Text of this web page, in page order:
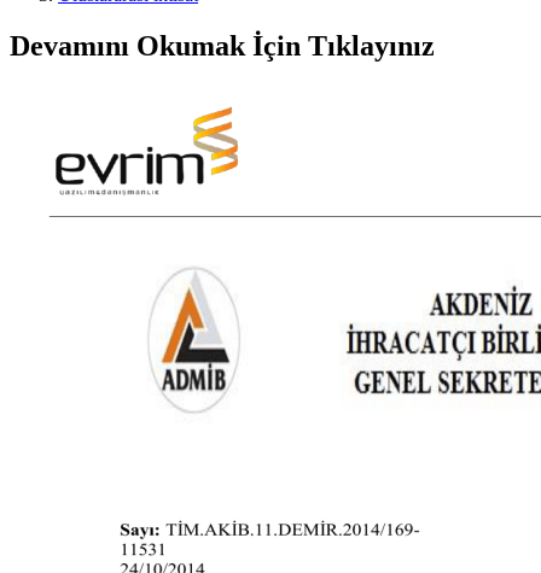
Devamını Okumak İçin Tıklayınız